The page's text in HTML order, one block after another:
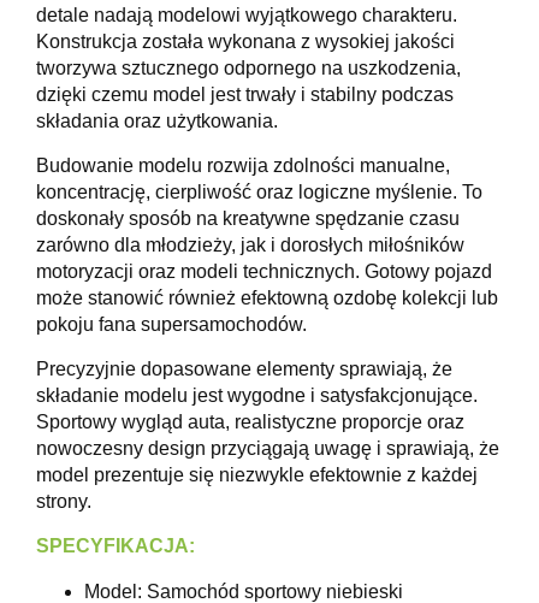
detale nadają modelowi wyjątkowego charakteru.
Konstrukcja została wykonana z wysokiej jakości
tworzywa sztucznego odpornego na uszkodzenia,
dzięki czemu model jest trwały i stabilny podczas
składania oraz użytkowania.
Budowanie modelu rozwija zdolności manualne,
koncentrację, cierpliwość oraz logiczne myślenie. To
doskonały sposób na kreatywne spędzanie czasu
zarówno dla młodzieży, jak i dorosłych miłośników
motoryzacji oraz modeli technicznych. Gotowy pojazd
może stanowić również efektowną ozdobę kolekcji lub
pokoju fana supersamochodów.
Precyzyjnie dopasowane elementy sprawiają, że
składanie modelu jest wygodne i satysfakcjonujące.
Sportowy wygląd auta, realistyczne proporcje oraz
nowoczesny design przyciągają uwagę i sprawiają, że
model prezentuje się niezwykle efektownie z każdej
strony.
SPECYFIKACJA:
Model: Samochód sportowy niebieski